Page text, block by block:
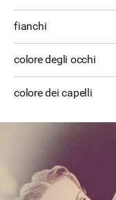
fianchi
colore degli occhi
colore dei capelli